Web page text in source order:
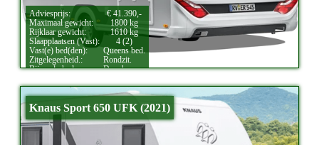
Adviesprijs:
€ 41.390,-
Maximaal gewicht:
1800 kg
Rijklaar gewicht:
1610 kg
Slaapplaatsen (Vast):
4 (2)
Vast(e) bed(den):
Queens bed.
Zitgelegenheid.:
Rondzit.
Bijzonderheden:
Douche.
Knaus Sport 650 UFK (2021)